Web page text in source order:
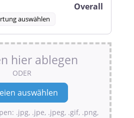
auswählen
Overall
hier ablegen
ODER
.jpg, .jpe, .jpeg, .gif, .png,